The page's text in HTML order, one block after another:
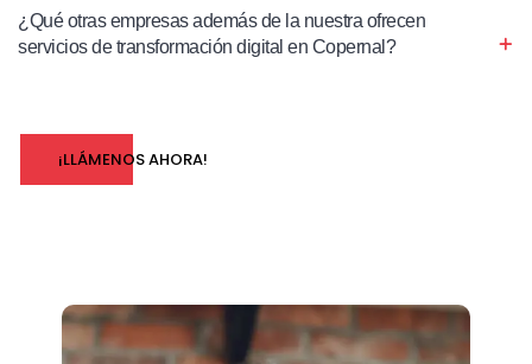
¿Qué otras empresas además de la nuestra ofrecen
servicios de transformación digital en Copernal?
¡LLÁMENOS AHORA!